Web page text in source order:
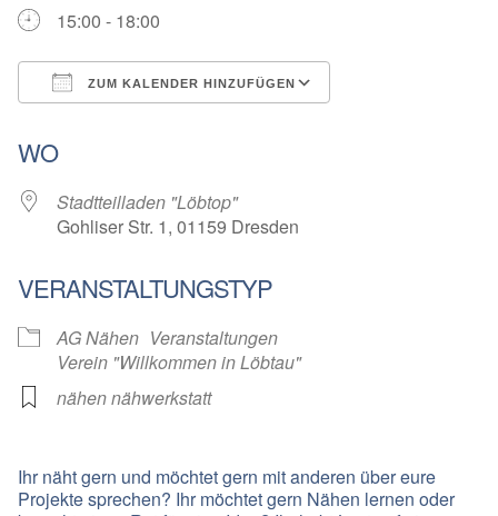
15:00 - 18:00
ZUM KALENDER HINZUFÜGEN
WO
Stadtteilladen "Löbtop"
Gohliser Str. 1, 01159 Dresden
VERANSTALTUNGSTYP
AG Nähen Veranstaltungen
Verein "Willkommen in Löbtau"
nähen nähwerkstatt
Ihr näht gern und möchtet gern mit anderen über eure
Projekte sprechen? Ihr möchtet gern Nähen lernen oder